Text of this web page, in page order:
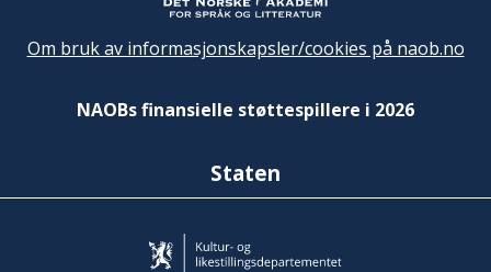
Om bruk av informasjonskapsler/cookies på naob.no
NAOBs finansielle støttespillere i 2026
Staten